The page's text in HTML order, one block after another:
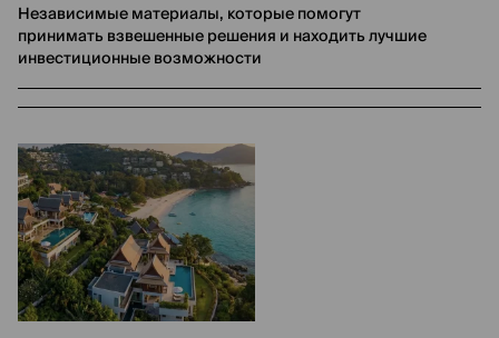
Независимые материалы, которые помогут
принимать взвешенные решения и находить лучшие
инвестиционные возможности